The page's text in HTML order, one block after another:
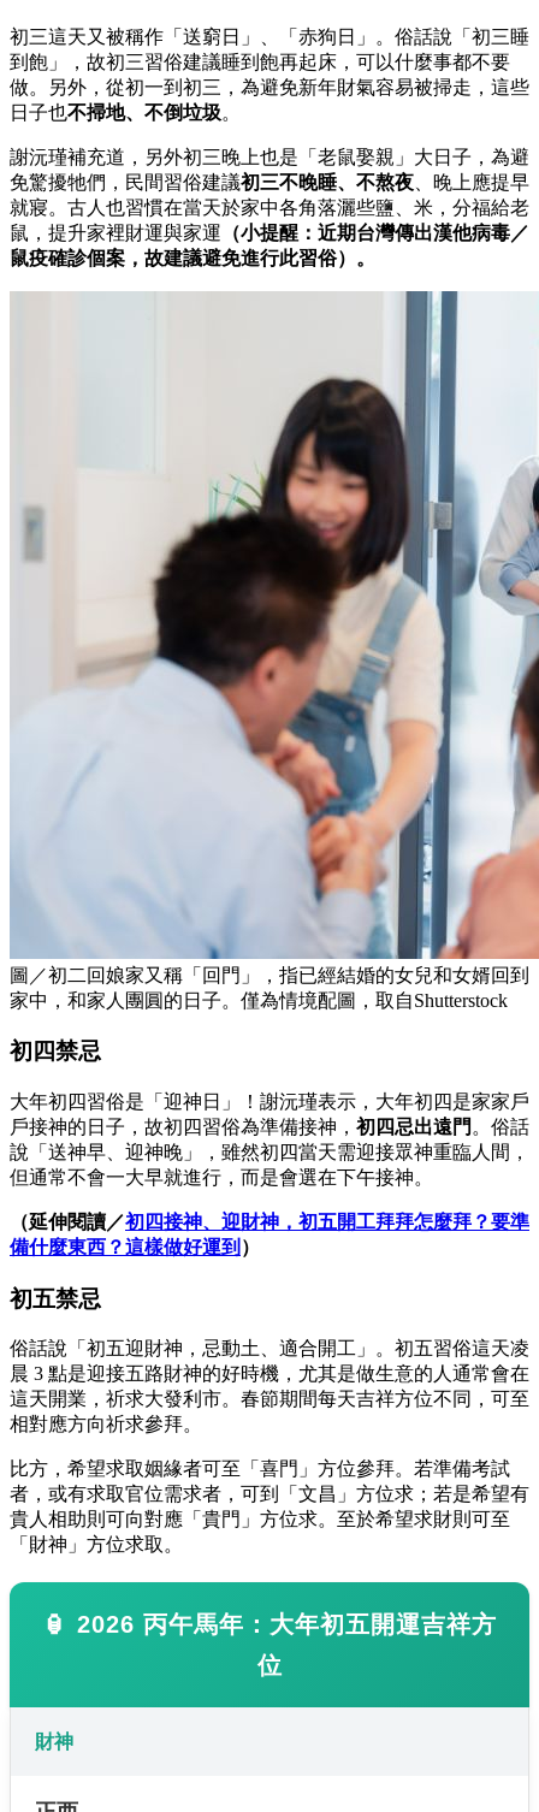
初三這天又被稱作「送窮日」、「赤狗日」。俗話說「初三睡
到飽」，故初三習俗建議睡到飽再起床，可以什麼事都不要
做。另外，從初一到初三，為避免新年財氣容易被掃走，這些
日子也不掃地、不倒垃圾。
謝沅瑾補充道，另外初三晚上也是「老鼠娶親」大日子，為避
免驚擾牠們，民間習俗建議初三不晚睡、不熬夜 、晚上應提早
就寢。古人也習慣在當天於家中各角落灑些鹽、米，分福給老
鼠，提升家裡財運與家運 （小提醒：近期台灣傳出漢他病毒／
鼠疫確診個案，故建議避免進行此習俗）。
圖／初二回娘家又稱「回門」，指已經結婚的女兒和女婿回到
家中，和家人團圓的日子。僅為情境配圖，取自Shutterstock
初四禁忌
大年初四習俗是「迎神日」！謝沅瑾表示，大年初四是家家戶
戶接神的日子，故初四習俗為準備接神， 初四忌出遠門 。俗話
說「送神早、迎神晚」，雖然初四當天需迎接眾神重臨人間，
但通常不會一大早就進行，而是會選在下午接神。
（延伸閱讀／初四接神、迎財神，初五開工拜拜怎麼拜？要準
備什麼東西？這樣做好運到 ）
初五禁忌
俗話說「初五迎財神，忌動土、適合開工」。初五習俗這天凌
晨 3 點是迎接五路財神的好時機，尤其是做生意的人通常會在
這天開業，祈求大發利市。春節期間每天吉祥方位不同，可至
相對應方向祈求參拜。
比方，希望求取姻緣者可至「喜門」方位參拜。若準備考試
者，或有求取官位需求者，可到「文昌」方位求；若是希望有
貴人相助則可向對應「貴門」方位求。至於希望求財則可至
「財神」方位求取。
🏮 2026 丙午馬年：大年初五開運吉祥方
位
財神